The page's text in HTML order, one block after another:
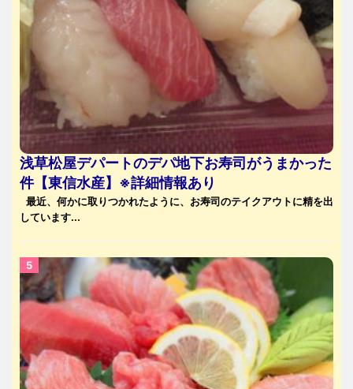
浅草松屋デパートのデパ地下お寿司がうまかった
件【東信水産】※詳細情報あり
最近、何かに取りつかれたように、お寿司のテイクアウトに精を出
しています...